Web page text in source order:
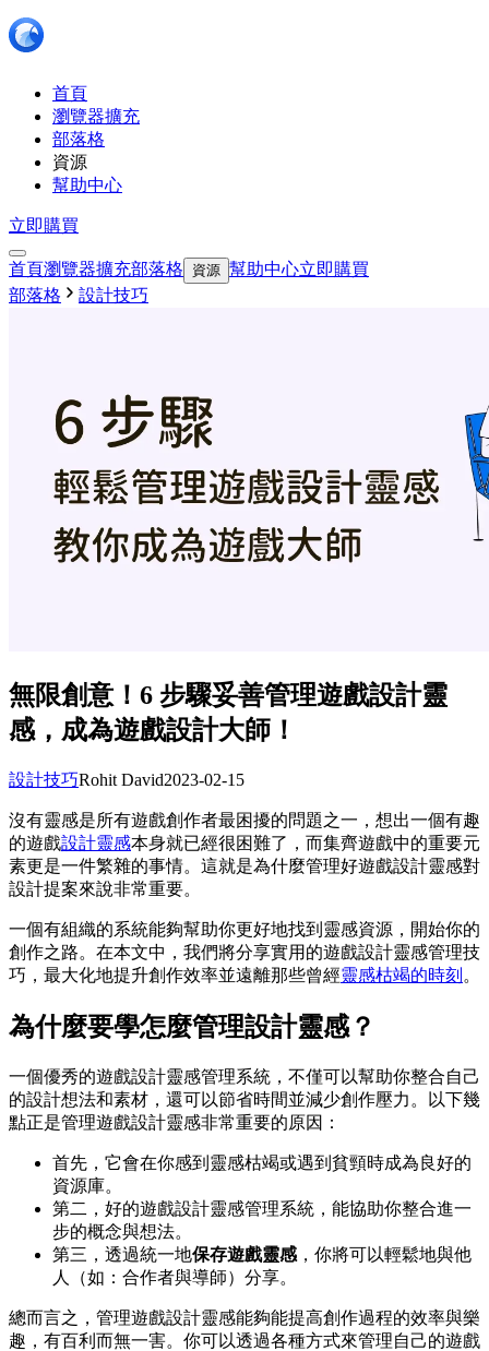
首頁
瀏覽器擴充
部落格
資源
幫助中心
立即購買
首頁瀏覽器擴充部落格 資源 幫助中心立即購買
部落格
設計技巧
無限創意！6 步驟妥善管理遊戲設計靈
感，成為遊戲設計大師！
設計技巧Rohit David2023-02-15
沒有靈感是所有遊戲創作者最困擾的問題之一，想出一個有趣
的遊戲設計靈感本身就已經很困難了，而集齊遊戲中的重要元
素更是一件繁雜的事情。這就是為什麼管理好遊戲設計靈感對
設計提案來說非常重要。
一個有組織的系統能夠幫助你更好地找到靈感資源，開始你的
創作之路。在本文中，我們將分享實用的遊戲設計靈感管理技
巧，最大化地提升創作效率並遠離那些曾經靈感枯竭的時刻 。
為什麼要學怎麼管理設計靈感？
一個優秀的遊戲設計靈感管理系統，不僅可以幫助你整合自己
的設計想法和素材，還可以節省時間並減少創作壓力。以下幾
點正是管理遊戲設計靈感非常重要的原因：
首先，它會在你感到靈感枯竭或遇到貧頸時成為良好的
資源庫。
第二，好的遊戲設計靈感管理系統，能協助你整合進一
步的概念與想法。
第三，透過統一地保存遊戲靈感 ，你將可以輕鬆地與他
人（如：合作者與導師）分享。
總而言之，管理遊戲設計靈感能夠能提高創作過程的效率與樂
趣，有百利而無一害。你可以透過各種方式來管理自己的遊戲